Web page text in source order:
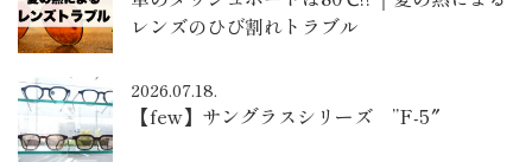
レンズのひび割れトラブル
2026.07.18.
【few】サングラスシリーズ ”F-5″